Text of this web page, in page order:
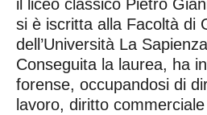
il liceo classico Pietro
si è iscritta alla Facoltà di
dell’Università La
Conseguita la laurea, ha
forense, occupandosi di
lavoro, diritto